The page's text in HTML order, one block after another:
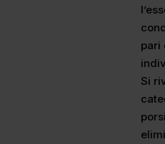
pari
Si